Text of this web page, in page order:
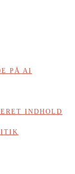
PÅ AI
INDHOLD